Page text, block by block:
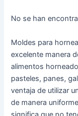
No se han
Moldes para
excelente manera
alimentos
pasteles, panes,
ventaja de utilizar
de manera